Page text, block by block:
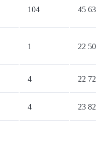
104 45
1 22
4 22
4 23